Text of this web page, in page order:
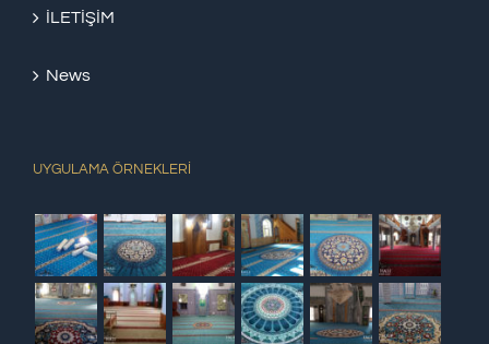
İLETİŞİM
News
UYGULAMA ÖRNEKLERİ